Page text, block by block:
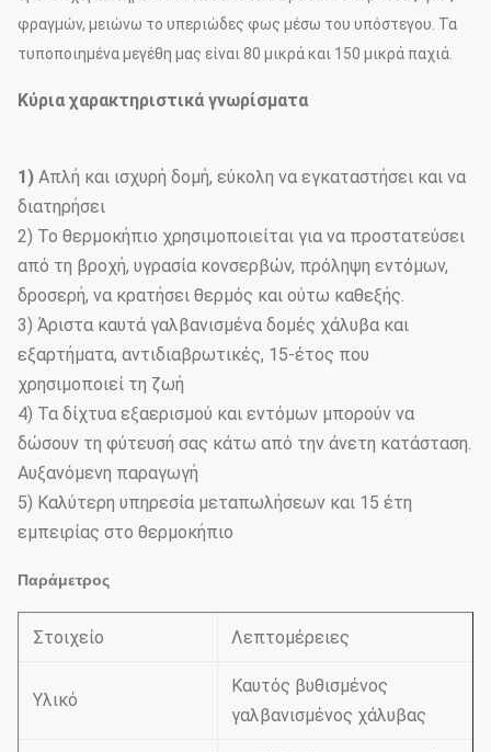
φραγμών, μειώνω το υπεριώδες φως μέσω του υπόστεγου. Τα
τυποποιημένα μεγέθη μας είναι 80 μικρά και 150 μικρά παχιά.
Κύρια χαρακτηριστικά γνωρίσματα
1) Απλή και ισχυρή δομή, εύκολη να εγκαταστήσει και να
διατηρήσει
2) Το θερμοκήπιο χρησιμοποιείται για να προστατεύσει
από τη βροχή, υγρασία κονσερβών, πρόληψη εντόμων,
δροσερή, να κρατήσει θερμός και ούτω καθεξής.
3) Άριστα καυτά γαλβανισμένα δομές χάλυβα και
εξαρτήματα, αντιδιαβρωτικές, 15-έτος που
χρησιμοποιεί τη ζωή
4) Τα δίχτυα εξαερισμού και εντόμων μπορούν να
δώσουν τη φύτευσή σας κάτω από την άνετη κατάσταση.
Αυξανόμενη παραγωγή
5) Καλύτερη υπηρεσία μεταπωλήσεων και 15 έτη
εμπειρίας στο θερμοκήπιο
Παράμετρος
Στοιχείο Λεπτομέρειες
Υλικό
Καυτός βυθισμένος
γαλβανισμένος χάλυβας